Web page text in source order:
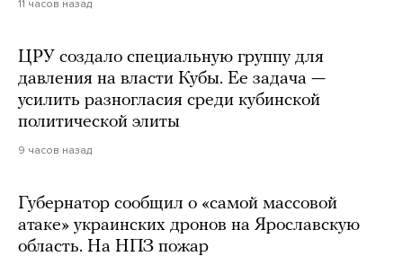
11 часов назад
ЦРУ создало специальную группу для
давления на власти Кубы. Ее задача —
усилить разногласия среди кубинской
политической элиты
9 часов назад
Губернатор сообщил о «самой массовой
атаке» украинских дронов на Ярославскую
область. На НПЗ пожар